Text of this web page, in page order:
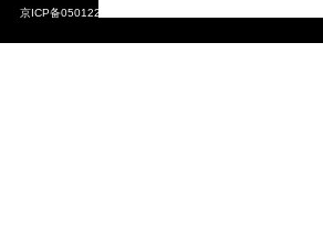
京ICP备05012203-22